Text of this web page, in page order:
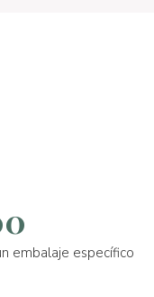
embalaje específico